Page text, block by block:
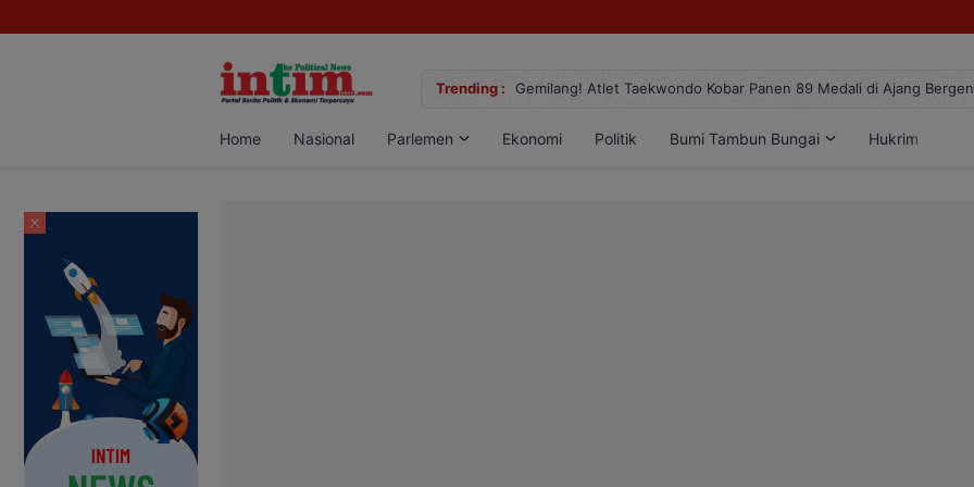
Trending :
Sabu di Pangkalan Bun, Dua Pelaku Diamankan Gemilang! Atlet Taekwondo Kobar Panen 89 Medali di Ajang
Home Nasional Parlemen Ekonomi Politik Bumi Tambun Bungai Hukrim